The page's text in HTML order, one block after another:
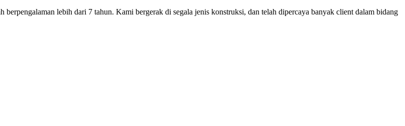
berpengalaman lebih dari 7 tahun. Kami bergerak di segala jenis konstruksi, dan telah dipercaya banyak client dalam bidang